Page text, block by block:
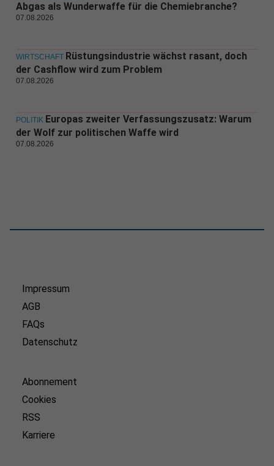
Abgas als Wunderwaffe für die Chemiebranche?
07.08.2026
WIRTSCHAFT Rüstungsindustrie wächst rasant, doch
der Cashflow wird zum Problem
07.08.2026
POLITIK Europas zweiter Verfassungszusatz: Warum
der Wolf zur politischen Waffe wird
07.08.2026
Impressum
AGB
FAQs
Datenschutz
Abonnement
Cookies
RSS
Karriere